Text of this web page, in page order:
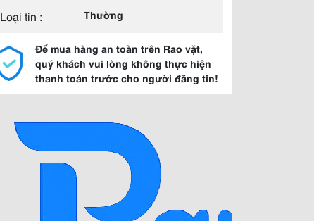
Loại tin :
Thường
Để mua hàng an toàn trên Rao vặt,
quý khách vui lòng không thực hiện
thanh toán trước cho người đăng tin!